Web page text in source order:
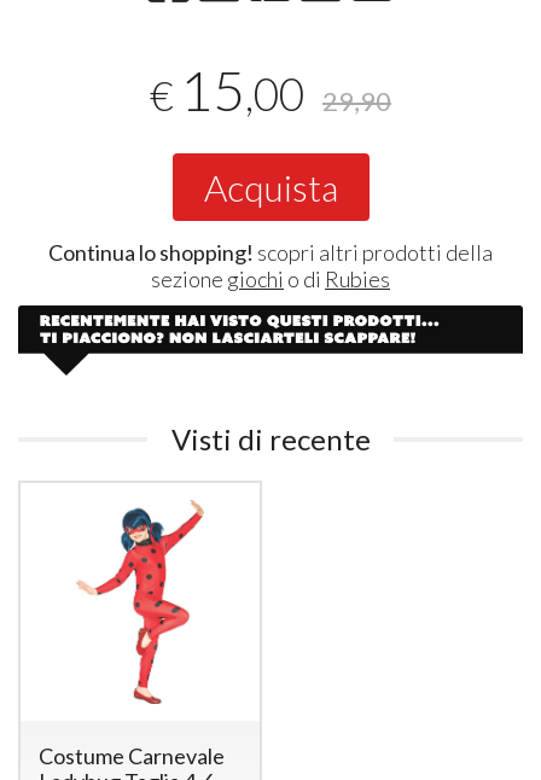
€ 15,00 29,90
Acquista
Continua lo shopping! scopri altri prodotti della
sezione giochi o di Rubies
Visti di recente
Costume Carnevale